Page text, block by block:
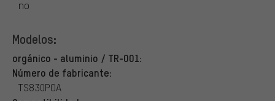
no
Modelos:
orgánico - aluminio / TR-001:
Número de fabricante:
TS830POA